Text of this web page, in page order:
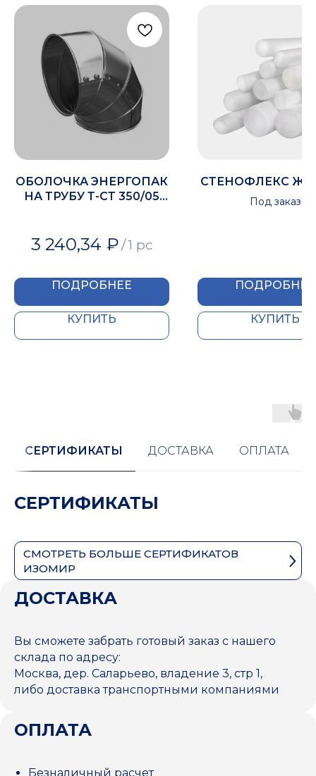
ОБОЛОЧКА ЭНЕРГОПАК
НА ТРУБУ Т-СТ 350/05
3 240,34 ₽/1 pc
ПОДРОБНЕЕ
КУПИТЬ
СТЕНОФЛЕКС
Под заказ
ПОДРОБНЕЕ
КУПИТЬ
СЕРТИФИКАТЫ ДОСТАВКА ОПЛАТА
СЕРТИФИКАТЫ
СМОТРЕТЬ БОЛЬШЕ СЕРТИФИКАТОВ
ИЗОМИР
ДОСТАВКА
Вы сможете забрать готовый заказ с нашего
склада по адресу:
Москва, дер. Саларьево, владение 3, стр 1,
либо доставка транспортными компаниями
ОПЛАТА
Безналичный расчет